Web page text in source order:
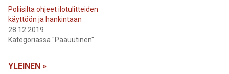
Poliisilta ohjeet ilotulitteiden
käyttöön ja hankintaan
28.12.2019
Kategoriassa "Pääuutinen"
YLEINEN »